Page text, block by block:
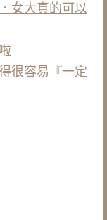
女大真的可以
很容易『一定